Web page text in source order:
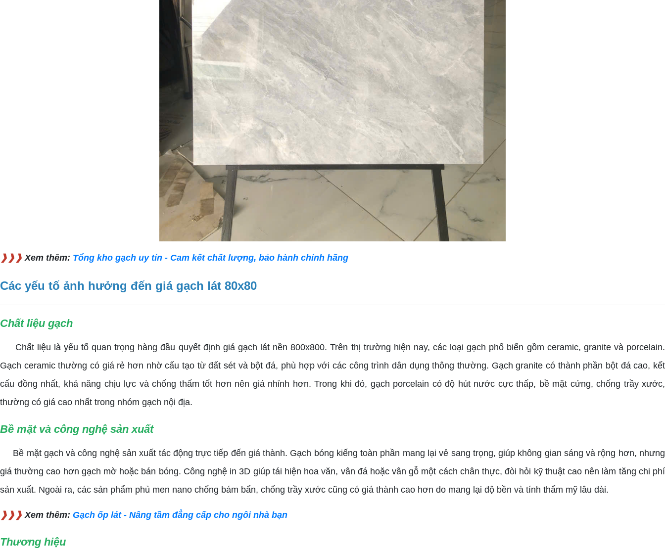
❱❱❱ Xem thêm: Tổng kho gạch uy tín - Cam kết chất lượng, bảo hành chính hãng
Các yếu tố ảnh hưởng đến giá gạch lát 80x80
Chất liệu gạch
Chất liệu là yếu tố quan trọng hàng đầu quyết định giá gạch lát nền 800x800. Trên thị trường hiện nay, các loại gạch phổ biến gồm ceramic, granite và porcelain.
Gạch ceramic thường có giá rẻ hơn nhờ cấu tạo từ đất sét và bột đá, phù hợp với các công trình dân dụng thông thường. Gạch granite có thành phần bột đá cao, kết
cấu đồng nhất, khả năng chịu lực và chống thấm tốt hơn nên giá nhỉnh hơn. Trong khi đó, gạch porcelain có độ hút nước cực thấp, bề mặt cứng, chống trầy xước,
thường có giá cao nhất trong nhóm gạch nội địa.
Bề mặt và công nghệ sản xuất
Bề mặt gạch và công nghệ sản xuất tác động trực tiếp đến giá thành. Gạch bóng kiếng toàn phần mang lại vẻ sang trọng, giúp không gian sáng và rộng hơn, nhưng
giá thường cao hơn gạch mờ hoặc bán bóng. Công nghệ in 3D giúp tái hiện hoa văn, vân đá hoặc vân gỗ một cách chân thực, đòi hỏi kỹ thuật cao nên làm tăng chi phí
sản xuất. Ngoài ra, các sản phẩm phủ men nano chống bám bẩn, chống trầy xước cũng có giá thành cao hơn do mang lại độ bền và tính thẩm mỹ lâu dài.
❱❱❱ Xem thêm: Gạch ốp lát - Nâng tầm đẳng cấp cho ngôi nhà bạn
Thương hiệu